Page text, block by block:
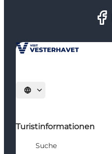
Sprache auswählen
Turistinformationen
Suche